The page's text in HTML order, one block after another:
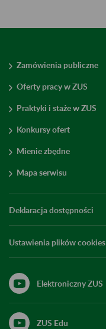
Zamówienia publiczne
Oferty pracy w ZUS
Praktyki i staże w ZUS
Konkursy ofert
Mienie zbędne
Mapa serwisu
Deklaracja dostępności
Ustawienia plików cookies
Elektroniczny ZUS
ZUS Edu